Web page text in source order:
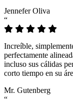
Jennefer Oliva
“
Increíble,
perfectamente
incluso sus cálidas
corto tiempo en su
Mr. Gutenberg
“